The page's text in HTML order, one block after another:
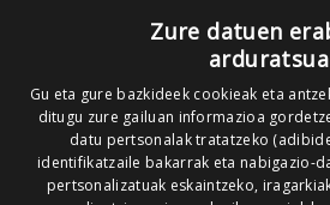
Zure datuen
arduratsua
Gu eta gure bazkideek cookieak eta
ditugu zure gailuan informazioa
datu pertsonalak tratatzeko
identifikatzaile bakarrak eta nabigazio-
pertsonalizatuak eskaintzeko,